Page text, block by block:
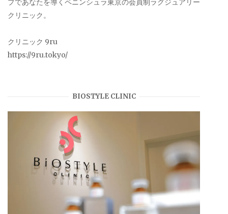
プであなたを導くペニンシュラ東京の会員制ラグジュアリー
クリニック。
クリニック 9ru
https://9ru.tokyo/
BIOSTYLE CLINIC